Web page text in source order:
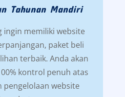
Tahunan Mandiri
ingin memiliki website
paket beli
terbaik. Anda akan
kontrol penuh atas
pengelolaan website